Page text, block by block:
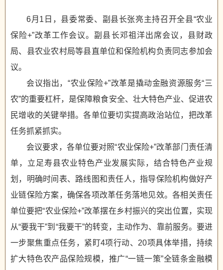
6月1日，县委常委、副县长张亮主持召开全县“农业
保险+”改革工作会议。副县长邓祖洋出席会议，县财政
局、县农业农村局等县直单位和保险机构负责同志参加会
议。
会议指出，“农业保险+”改革是撬动金融资源服务“三
农”的重要杠杆，是保障粮食安全、壮大特色产业、促进农
民增收的关键举措。各单位要切实提高政治站位，把改革
任务抓紧抓实。
会议要求，各单位要对照“农业保险+”改革部门责任清
单，立足寿县农业特色产业发展实际，结合特色产业规
划，明确时间表、路线图和责任人，指导保险机构做好产
业链保险方案，确保各项改革任务落地见效。各相关责任
单位要把“农业保险+”改革摆在乡村振兴的突出位置，实现
从“要我干”到“我要干”的转变，主动作为、靠前服务。要进
一步聚焦重点任务，紧盯4项行动、20项具体举措，持续
扩大特色农产品保险规模，推广“一链一策”全链条金融模